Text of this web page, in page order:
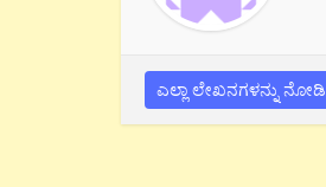
ಎಲ್ಲಾ ಲೇಖನಗಳನ್ನು ನೋಡಿ